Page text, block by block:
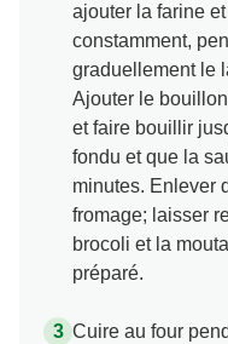
ajouter la farine
constamment,
graduellement le
Ajouter le
et faire bouillir
fondu et que la
minutes. Enlever
fromage; laisser
brocoli et la
préparé.
Cuire au four